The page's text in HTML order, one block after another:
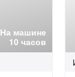
На машине
10 часов